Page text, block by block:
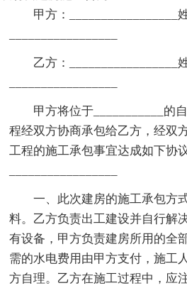
甲方：_________________
乙方：_________________
甲方将位于___________的
程经双方协商承包给乙方，经双
工程的施工承包事宜达成如下协
一、此次建房的施工承包方
料。乙方负责出工建设并自行解
有设备，甲方负责建房所用的全
需的水电费用由甲方支付，施工
方自理。乙方在施工过程中，应